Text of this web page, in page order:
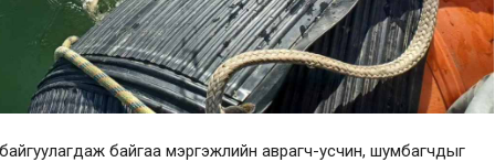
байгуулагдаж байгаа мэргэжлийн аврагч-усчин, шумбагчдыг